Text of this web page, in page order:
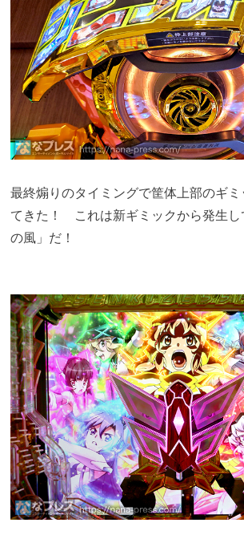
最終煽りのタイミングで筐体上部のギ
てきた！ これは新ギミックから発生し
の風」だ！